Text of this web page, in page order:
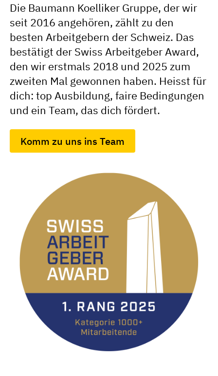
Die Baumann Koelliker Gruppe, der wir
seit 2016 angehören, zählt zu den
besten Arbeitgebern der Schweiz. Das
bestätigt der Swiss Arbeitgeber Award,
den wir erstmals 2018 und 2025 zum
zweiten Mal gewonnen haben. Heisst für
dich: top Ausbildung, faire Bedingungen
und ein Team, das dich fördert.
Komm zu uns ins Team